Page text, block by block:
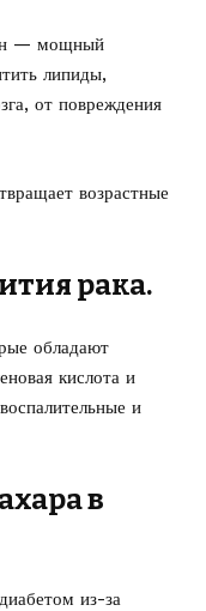
— мощный
липиды,
от повреждения
возрастные
рака.
обладают
кислота и
и
в
из-за